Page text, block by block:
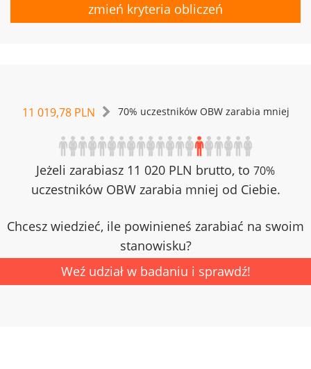
zmień kryteria obliczeń
11 019,78 PLN 70% uczestników OBW zarabia mniej
Jeżeli zarabiasz 11 020 PLN brutto, to 70%
uczestników OBW zarabia mniej od Ciebie.
Chcesz wiedzieć, ile powinieneś zarabiać na swoim
stanowisku?
Weź udział w badaniu i sprawdź!